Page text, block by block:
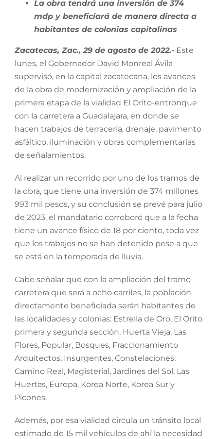
La obra tendrá una inversión de 374
mdp y beneficiará de manera directa a
habitantes de colonias capitalinas
Zacatecas, Zac., 29 de agosto de 2022.- Este
lunes, el Gobernador David Monreal Ávila
supervisó, en la capital zacatecana, los avances
de la obra de modernización y ampliación de la
primera etapa de la vialidad El Orito-entronque
con la carretera a Guadalajara, en donde se
hacen trabajos de terracería, drenaje, pavimento
asfáltico, iluminación y obras complementarias
de señalamientos.
Al realizar un recorrido por uno de los tramos de
la obra, que tiene una inversión de 374 millones
993 mil pesos, y su conclusión se prevé para julio
de 2023, el mandatario corroboró que a la fecha
tiene un avance físico de 18 por ciento, toda vez
que los trabajos no se han detenido pese a que
se está en la temporada de lluvia.
Cabe señalar que con la ampliación del tramo
carretera que será a ocho carriles, la población
directamente beneficiada serán habitantes de
las localidades y colonias: Estrella de Oro, El Orito
primera y segunda sección, Huerta Vieja, Las
Flores, Popular, Bosques, Fraccionamiento
Arquitectos, Insurgentes, Constelaciones,
Camino Real, Magisterial, Jardines del Sol, Las
Huertas, Europa, Korea Norte, Korea Sur y
Picones.
Además, por esa vialidad circula un tránsito local
estimado de 15 mil vehículos de ahí la necesidad